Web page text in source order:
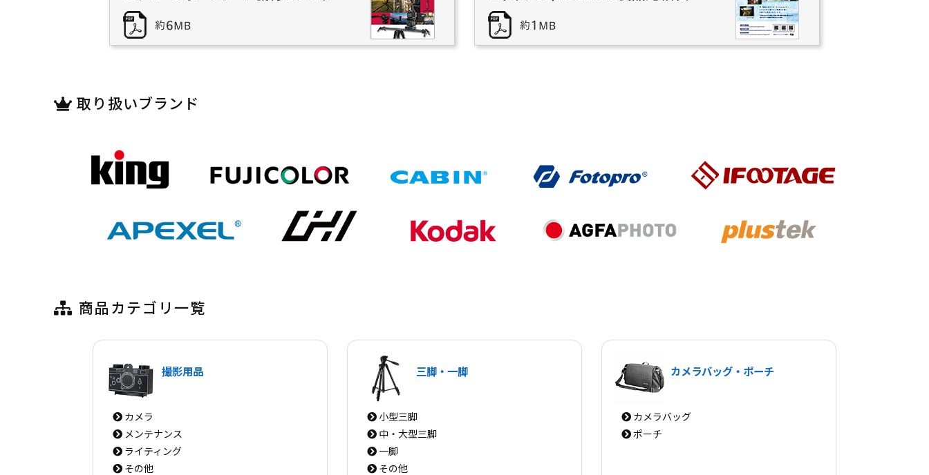
取り扱いブランド
商品カテゴリ一覧
撮影用品
カメラ
メンテナンス
ライティング
その他
三脚・一脚
小型三脚
中・大型三脚
一脚
その他
カメラバッグ・ポーチ
カメラバッグ
ポーチ